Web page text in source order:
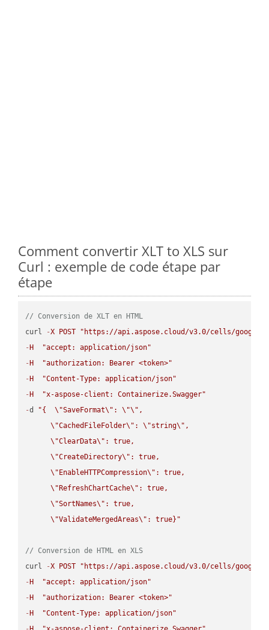
Comment convertir XLT to XLS sur
Curl : exemple de code étape par
étape
// Conversion de XLT en HTML
curl
-X POST
"https://api.aspose.cloud/v3.0/cells/
- H
"accept: application/json"
- H
"authorization: Bearer <token>"
- H
"Content-Type: application/json"
- H
"x-aspose-client: Containerize.Swagger"
-d "{ \"SaveFormat\" : \"\" ,
\"CachedFileFolder\" : \"string\" ,
\"ClearData\" : true,
\"CreateDirectory\" : true,
\" EnableHTTPCompression\" : true,
\" RefreshChartCache\" : true,
\"SortNames\" : true,
\"ValidateMergedAreas\" : true}"
// Conversion de HTML en XLS
curl
-X POST
"https://api.aspose.cloud/v3.0/cells/
- H
"accept: application/json"
- H
"authorization: Bearer <token>"
- H
"Content-Type: application/json"